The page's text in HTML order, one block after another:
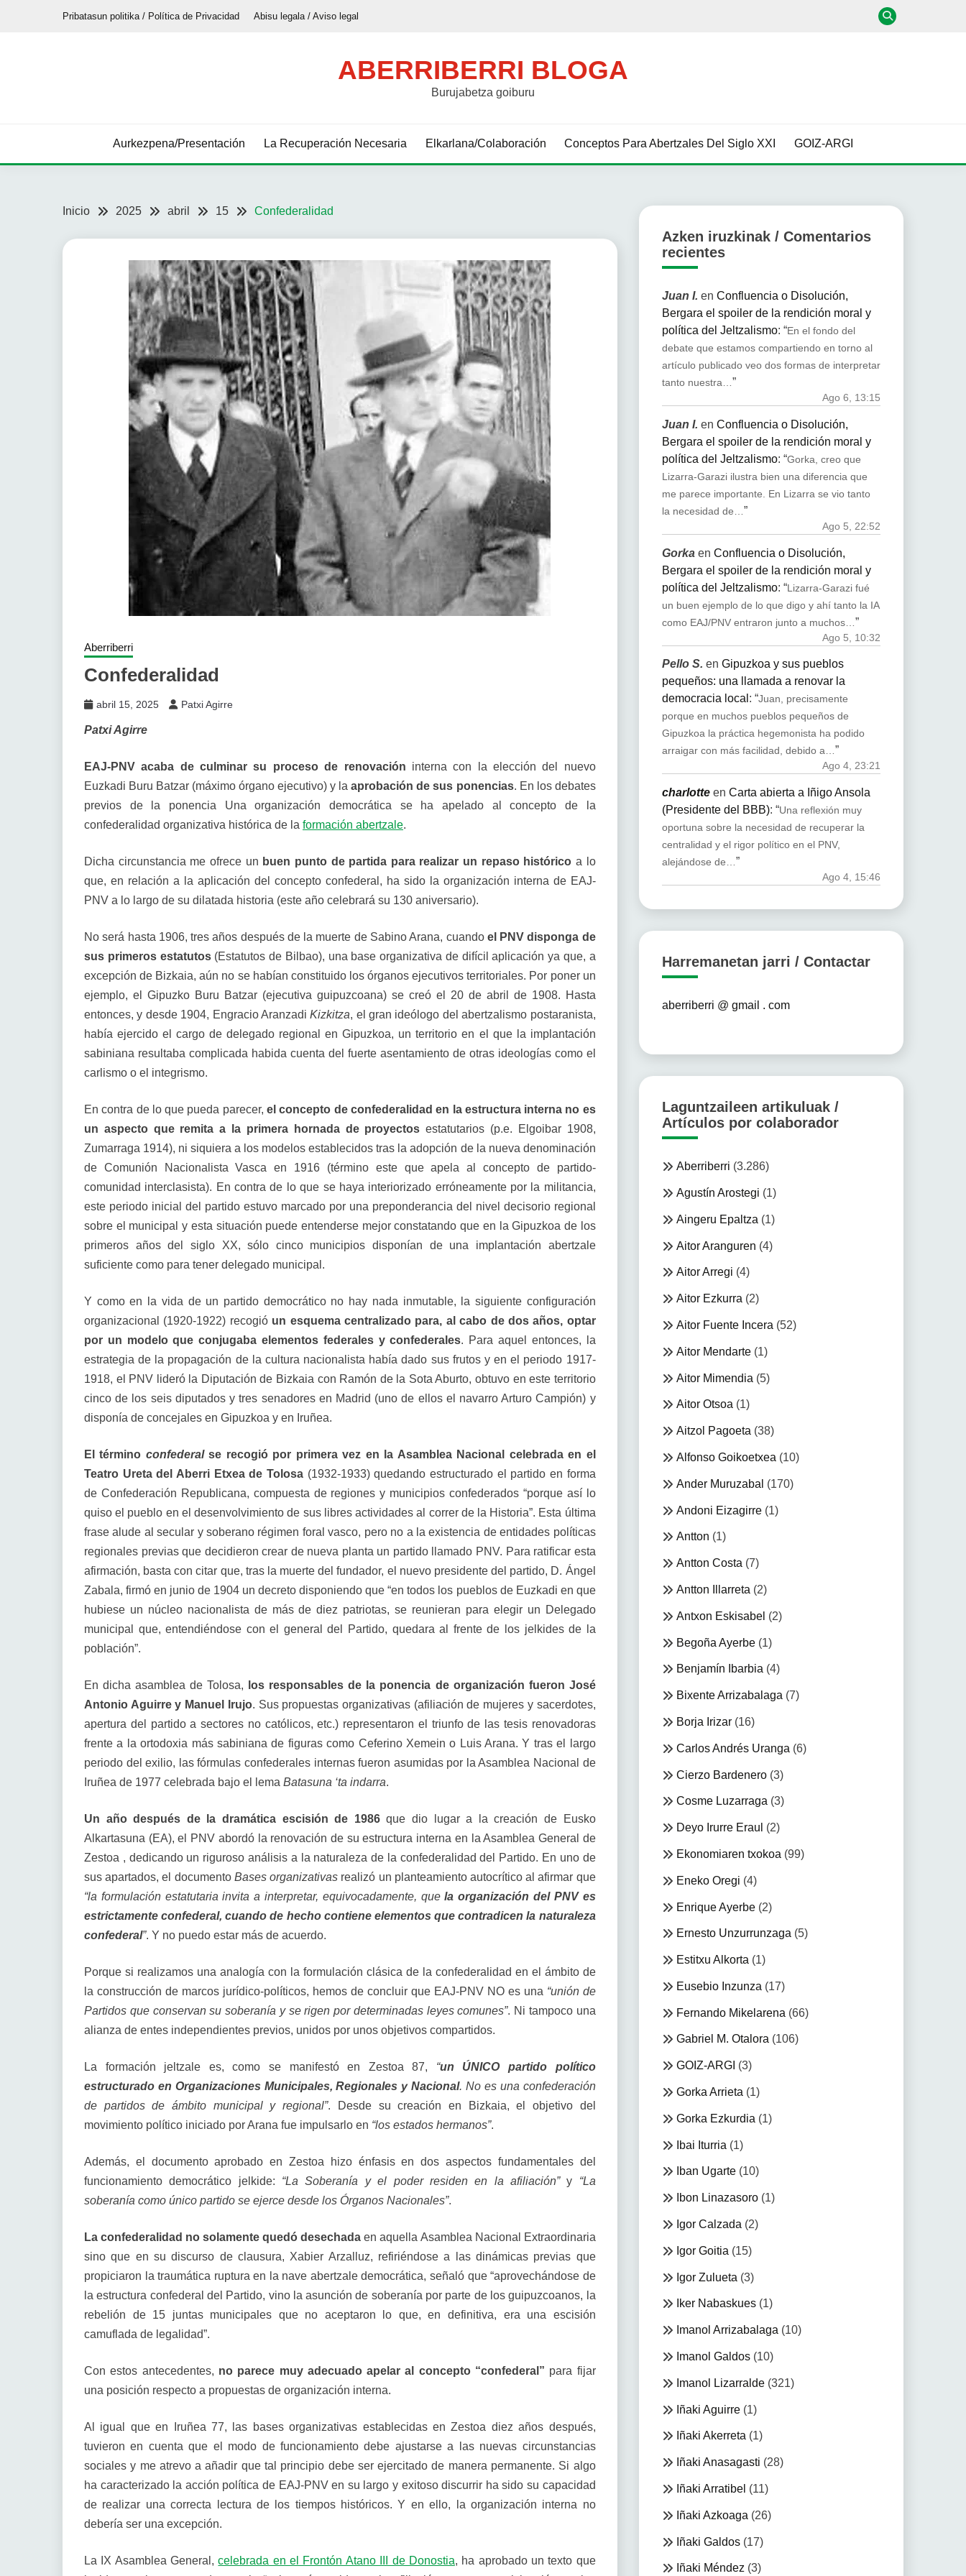
Pribatasun politika / Política de Privacidad Abisu legala / Aviso legal
ABERRIBERRI BLOGA
Burujabetza goiburu
Aurkezpena/Presentación La Recuperación Necesaria Elkarlana/Colaboración Conceptos Para Abertzales Del Siglo XXI GOIZ-ARGI
Inicio 2025 abril 15 Confederalidad
Aberriberri
Confederalidad
abril 15, 2025 Patxi Agirre
Patxi Agirre
EAJ-PNV acaba de culminar su proceso de renovación interna con la elección del nuevo
Euzkadi Buru Batzar (máximo órgano ejecutivo) y laaprobación de sus ponencias. En los debates
previos de la ponencia Una organización democrática se ha apelado al concepto de la
confederalidad organizativa histórica de la formación abertzale.
Dicha circunstancia me ofrece un buen punto de partida para realizar un repaso histórico a lo
que, en relación a la aplicación del concepto confederal, ha sido la organización interna de EAJ-
PNV a lo largo de su dilatada historia (este año celebrará su 130 aniversario).
No será hasta 1906, tres años después de la muerte de Sabino Arana, cuando el PNV disponga de
sus primeros estatutos(Estatutos de Bilbao), una base organizativa de difícil aplicación ya que, a
excepción de Bizkaia, aún no se habían constituido los órganos ejecutivos territoriales. Por poner un
ejemplo, el Gipuzko Buru Batzar (ejecutiva guipuzcoana) se creó el 20 de abril de 1908. Hasta
entonces, y desde 1904, Engracio AranzadiKizkitza, el gran ideólogo del abertzalismo postaranista,
había ejercido el cargo de delegado regional en Gipuzkoa, un territorio en el que la implantación
sabiniana resultaba complicada habida cuenta del fuerte asentamiento de otras ideologías como el
carlismo o el integrismo.
En contra de lo que pueda parecer,el concepto de confederalidad en la estructura interna no es
un aspecto que remita a la primera hornada de proyectos estatutarios (p.e. Elgoibar 1908,
Zumarraga 1914), ni siquiera a los modelos establecidos tras la adopción de la nueva denominación
de Comunión Nacionalista Vasca en 1916 (término este que apela al concepto de partido-
comunidad interclasista). En contra de lo que se haya interiorizado erróneamente por la militancia,
este periodo inicial del partido estuvo marcado por una preponderancia del nivel decisorio regional
sobre el municipal y esta situación puede entenderse mejor constatando que en la Gipuzkoa de los
primeros años del siglo XX, sólo cinco municipios disponían de una implantación abertzale
suficiente como para tener delegado municipal.
Y como en la vida de un partido democrático no hay nada inmutable, la siguiente configuración
organizacional (1920-1922) recogió un esquema centralizado para, al cabo de dos años, optar
por un modelo que conjugaba elementos federales y confederales. Para aquel entonces, la
estrategia de la propagación de la cultura nacionalista había dado sus frutos y en el periodo 1917-
1918, el PNV lideró la Diputación de Bizkaia con Ramón de la Sota Aburto, obtuvo en este territorio
cinco de los seis diputados y tres senadores en Madrid (uno de ellos el navarro Arturo Campión) y
disponía de concejales en Gipuzkoa y en Iruñea.
El término confederalse recogió por primera vez en la Asamblea Nacional celebrada en el
Teatro Ureta del Aberri Etxea de Tolosa (1932-1933) quedando estructurado el partido en forma
de Confederación Republicana, compuesta de regiones y municipios confederados “porque así lo
quiso el pueblo en el desenvolvimiento de sus libres actividades al correr de la Historia”. Esta última
frase alude al secular y soberano régimen foral vasco, pero no a la existencia de entidades políticas
regionales previas que decidieron crear de nueva planta un partido llamado PNV. Para ratificar esta
afirmación, basta con citar que, tras la muerte del fundador, el nuevo presidente del partido, D. Ángel
Zabala, firmó en junio de 1904 un decreto disponiendo que “en todos los pueblos de Euzkadi en que
hubiese un núcleo nacionalista de más de diez patriotas, se reunieran para elegir un Delegado
municipal que, entendiéndose con el general del Partido, quedara al frente de los jelkides de la
población”.
En dicha asamblea de Tolosa,
los responsables de la ponencia de organización fueron José
Antonio Aguirre y Manuel Irujo. Sus propuestas organizativas (afiliación de mujeres y sacerdotes,
apertura del partido a sectores no católicos, etc.) representaron el triunfo de las tesis renovadoras
frente a la ortodoxia más sabiniana de figuras como Ceferino Xemein o Luis Arana. Y tras el largo
periodo del exilio, las fórmulas confederales internas fueron asumidas por la Asamblea Nacional de
Iruñea de 1977 celebrada bajo el lema Batasuna ‘ta indarra.
Un año después de la dramática escisión de 1986que dio lugar a la creación de Eusko
Alkartasuna (EA), el PNV abordó la renovación de su estructura interna en la Asamblea General de
Zestoa , dedicando un riguroso análisis a la naturaleza de la confederalidad del Partido. En uno de
sus apartados, el documento Bases organizativas realizó un planteamiento autocrítico al afirmar que
“la formulación estatutaria invita a interpretar, equivocadamente, quela organización del PNV es
estrictamente confederal, cuando de hecho contiene elementos que contradicen la naturaleza
confederal”. Y no puedo estar más de acuerdo.
Porque si realizamos una analogía con la formulación clásica de la confederalidad en el ámbito de
la construcción de marcos jurídico-políticos, hemos de concluir que EAJ-PNV NO es una “unión de
Partidos que conservan su soberanía y se rigen por determinadas leyes comunes”. Ni tampoco una
alianza de entes independientes previos, unidos por unos objetivos compartidos.
La formación jeltzale es, como se manifestó en Zestoa 87, “un ÚNICO partido político
estructurado en Organizaciones Municipales, Regionales y Nacional. No es una confederación
de partidos de ámbito municipal y regional”. Desde su creación en Bizkaia, el objetivo del
movimiento político iniciado por Arana fue impulsarlo en “los estados hermanos”.
Además, el documento aprobado en Zestoa hizo énfasis en dos aspectos fundamentales del
funcionamiento democrático jelkide: “La Soberanía y el poder residen en la afiliación”y “La
soberanía como único partido se ejerce desde los Órganos Nacionales”.
La confederalidad no solamente quedó desechadaen aquella Asamblea Nacional Extraordinaria
sino que en su discurso de clausura, Xabier Arzalluz, refiriéndose a las dinámicas previas que
propiciaron la traumática ruptura en la nave abertzale democrática, señaló que “aprovechándose de
la estructura confederal del Partido, vino la asunción de soberanía por parte de los guipuzcoanos, la
rebelión de 15 juntas municipales que no aceptaron lo que, en definitiva, era una escisión
camuflada de legalidad”.
Con estos antecedentes, no parece muy adecuado apelar al concepto “confederal” para fijar
una posición respecto a propuestas de organización interna.
Al igual que en Iruñea 77, las bases organizativas establecidas en Zestoa diez años después,
tuvieron en cuenta que el modo de funcionamiento debe ajustarse a las nuevas circunstancias
sociales y me atrevo a añadir que tal principio debe ser ejercitado de manera permanente. Si algo
ha caracterizado la acción política de EAJ-PNV en su largo y exitoso discurrir ha sido su capacidad
de realizar una correcta lectura de los tiempos históricos. Y en ello, la organización interna no
debería ser una excepción.
La IX Asamblea General,celebrada en el Frontón Atano III de Donostia, ha aprobado un texto que
Azken iruzkinak / Comentarios
recientes
Juan I. en Confluencia o Disolución,
Bergara el spoiler de la rendición moral y
política del Jeltzalismo: “En el fondo del
debate que estamos compartiendo en torno al
artículo publicado veo dos formas de interpretar
tanto nuestra…”
Ago 6, 13:15
Juan I. en Confluencia o Disolución,
Bergara el spoiler de la rendición moral y
política del Jeltzalismo: “Gorka, creo que
Lizarra-Garazi ilustra bien una diferencia que
me parece importante. En Lizarra se vio tanto
la necesidad de… ”
Ago 5, 22:52
Gorkaen Confluencia o Disolución,
Bergara el spoiler de la rendición moral y
política del Jeltzalismo: “Lizarra-Garazi fué
un buen ejemplo de lo que digo y ahí tanto la IA
como EAJ/PNV entraron junto a muchos… ”
Ago 5, 10:32
Pello S. en Gipuzkoa y sus pueblos
pequeños: una llamada a renovar la
democracia local : “Juan, precisamente
porque en muchos pueblos pequeños de
Gipuzkoa la práctica hegemonista ha podido
arraigar con más facilidad, debido a…”
Ago 4, 23:21
charlotteen Carta abierta a Iñigo Ansola
(Presidente del BBB): “Una reflexión muy
oportuna sobre la necesidad de recuperar la
centralidad y el rigor político en el PNV,
alejándose de…”
Ago 4, 15:46
Harremanetan jarri / Contactar
aberriberri @ gmail . com
Laguntzaileen artikuluak /
Artículos por colaborador
Aberriberri (3.286)
Agustín Arostegi (1)
Aingeru Epaltza (1)
Aitor Aranguren (4)
Aitor Arregi (4)
Aitor Ezkurra (2)
Aitor Fuente Incera (52)
Aitor Mendarte(1)
Aitor Mimendia (5)
Aitor Otsoa (1)
Aitzol Pagoeta (38)
Alfonso Goikoetxea (10)
Ander Muruzabal (170)
Andoni Eizagirre(1)
Antton (1)
Antton Costa (7)
Antton Illarreta (2)
Antxon Eskisabel (2)
Begoña Ayerbe(1)
Benjamín Ibarbia (4)
Bixente Arrizabalaga (7)
Borja Irizar(16)
Carlos Andrés Uranga (6)
Cierzo Bardenero(3)
Cosme Luzarraga (3)
Deyo Irurre Eraul (2)
Ekonomiaren txokoa (99)
Eneko Oregi (4)
Enrique Ayerbe(2)
Ernesto Unzurrunzaga (5)
Estitxu Alkorta (1)
Eusebio Inzunza (17)
Fernando Mikelarena (66)
Gabriel M. Otalora(106)
GOIZ-ARGI (3)
Gorka Arrieta (1)
Gorka Ezkurdia (1)
Ibai Iturria (1)
Iban Ugarte(10)
Ibon Linazasoro(1)
Igor Calzada (2)
Igor Goitia (15)
Igor Zulueta (3)
Iker Nabaskues(1)
Imanol Arrizabalaga (10)
Imanol Galdos(10)
Imanol Lizarralde(321)
Iñaki Aguirre(1)
Iñaki Akerreta(1)
Iñaki Anasagasti (28)
Iñaki Arratibel (11)
Iñaki Azkoaga (26)
Iñaki Galdos(17)
Iñaki Méndez(3)